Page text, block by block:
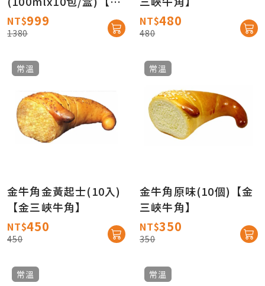
地直送免運】
NT$999
1380
NT$480
480
常溫
金牛角金黃起士(10入)
【金三峽牛角】
NT$450
450
常溫
金牛角原味(10個)【金
三峽牛角】
NT$350
350
常溫 常溫